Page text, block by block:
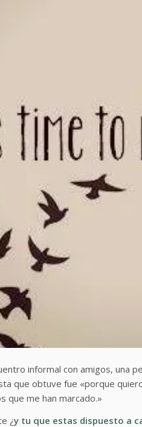
informal con amigos, una
que obtuve fue «porque
que me han marcado.»
¿y tu que estas dispuesto a